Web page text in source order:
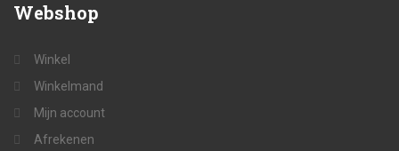
Webshop
Winkel
Winkelmand
Mijn account
Afrekenen